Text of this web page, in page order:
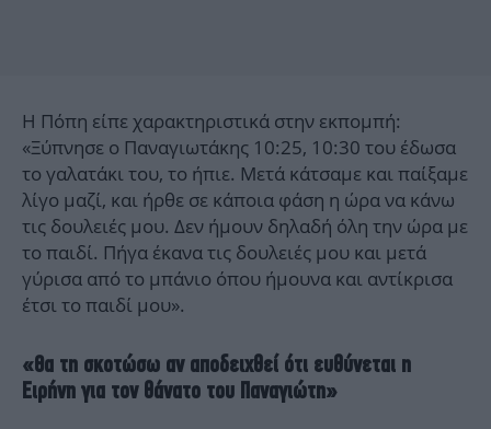
Η Πόπη είπε χαρακτηριστικά στην εκπομπή:
«Ξύπνησε ο Παναγιωτάκης 10:25, 10:30 του έδωσα
το γαλατάκι του, το ήπιε. Μετά κάτσαμε και παίξαμε
λίγο μαζί, και ήρθε σε κάποια φάση η ώρα να κάνω
τις δουλειές μου. Δεν ήμουν δηλαδή όλη την ώρα με
το παιδί. Πήγα έκανα τις δουλειές μου και μετά
γύρισα από το μπάνιο όπου ήμουνα και αντίκρισα
έτσι το παιδί μου».
«Θα τη σκοτώσω αν αποδειχθεί ότι ευθύνεται η
Ειρήνη για τον θάνατο του Παναγιώτη»